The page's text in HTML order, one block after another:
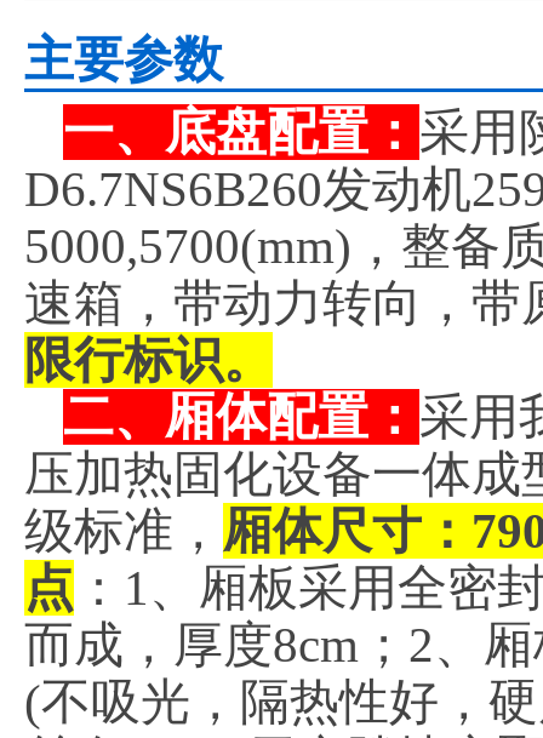
主要参数
一、底盘配置： 采用
D6.7NS6B260发动机
5000,5700(mm)，整备
速箱，带动力转向，带
限行标识。
二、厢体配置： 采用
压加热固化设备一体
级标准， 厢体尺寸：
点 ：1、厢板采用全密
而成，厚度8cm；2、
(不吸光，隔热性好，